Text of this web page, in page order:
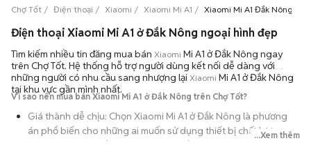
Chợ Tốt Điện thoại Xiaomi Xiaomi Mi A1 Xiaomi Mi A1 Đắk Nông
Điện thoại Xiaomi Mi A1 ở Đắk Nông ngoại hình đẹp
Tìm kiếm nhiều tin đăng mua bán Xiaomi Mi A1 ở Đắk Nông ngay
trên Chợ Tốt. Hệ thống hỗ trợ người dùng kết nối dễ dàng với
những người có nhu cầu sang nhượng lại Xiaomi Mi A1 ở Đắk Nông
tại khu vực gần mình nhất.
Vì sao nên mua bán Xiaomi Mi A1 ở Đắk Nông trên Chợ Tốt?
Giá thành dễ chịu: Chọn Xiaomi Mi A1 ở Đắk Nông là phương
án phổ biến cho những ai muốn sử dụng thiết bị chất lượng
nhưng không muốn chi trả mức giá đắt đỏ của máy mới.
...Xem thêm